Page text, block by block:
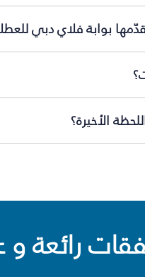
بوابة فلاي دبي
الأخيرة؟
رائعة و